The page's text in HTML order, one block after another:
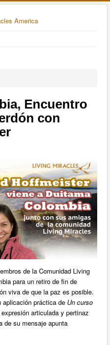
Encuentro
con
de la Comunidad Living
para un retiro de fin de
viva de que la paz es posible.
aplicación práctica de Un curso
articulada y pertinaz
de su mensaje apunta